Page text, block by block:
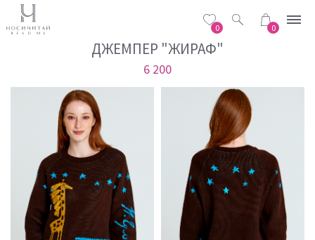
0 0
ДЖЕМПЕР "ЖИРАФ"
6 200